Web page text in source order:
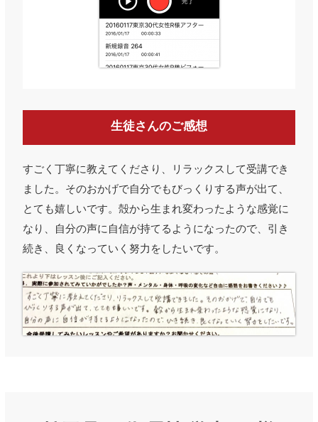
生徒さんのご感想
すごく丁寧に教えてくださり、リラックスして受講でき
ました。そのおかげで自分でもびっくりする声が出て、
とても嬉しいです。殻から生まれ変わったような感覚に
なり、自分の声に自信が持てるようになったので、引き
続き、良くなっていく努力をしたいです。